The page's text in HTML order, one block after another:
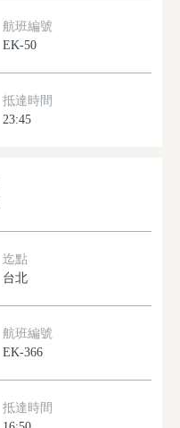
航班編號
EK-50
抵達時間
23:45
迄點
台北
航班編號
EK-366
抵達時間